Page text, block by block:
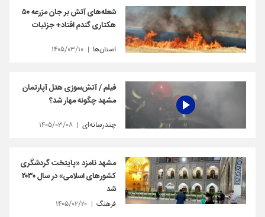
شعله‌های آتش‌ بر جان مزرعه ۵۰
هکتاری گندم افتاد+ جزئیات
استان‌ها ۱۴۰۵/۰۳/۱۰
فیلم / آتش‌سوزی هتل آپارتمان
مشهد چگونه مهار شد؟
چندرسانه‌ای ۱۴۰۵/۰۳/۰۸
مشهد نامزد «پایتخت گردشگری
کشورهای اسلامی» در سال ۲۰۳۰
شد
فرهنگ ۱۴۰۵/۰۲/۲۰